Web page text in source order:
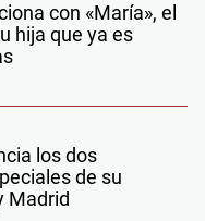
con «María», el
hija que ya es
los dos
de su
Madrid